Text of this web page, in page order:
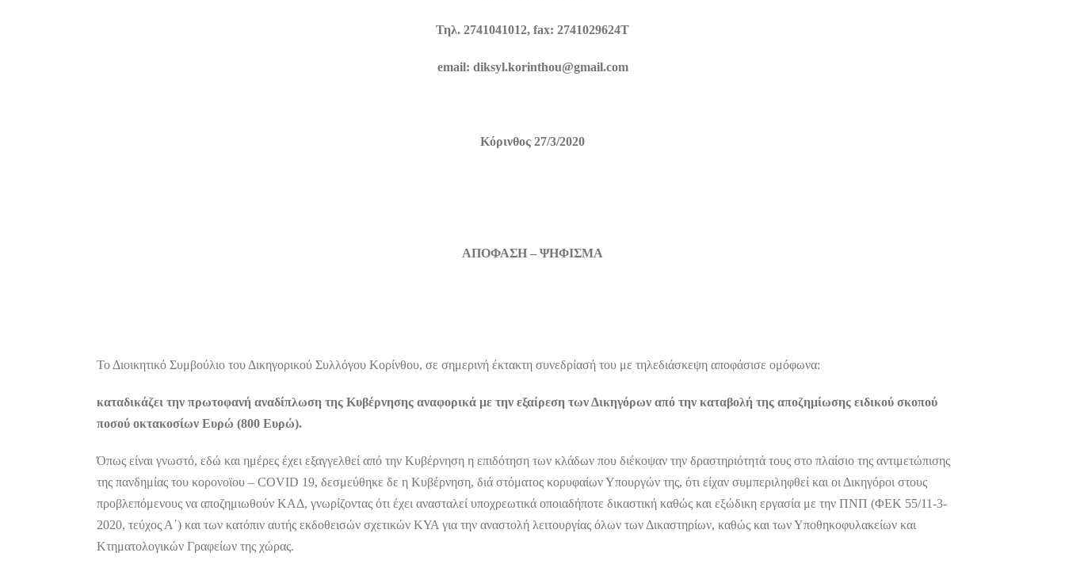
Τηλ. 2741041012, fax: 2741029624T
email: diksyl.korinthou@gmail.com
Κόρινθος 27/3/2020
ΑΠΟΦΑΣΗ – ΨΗΦΙΣΜΑ
Το Διοικητικό Συμβούλιο του Δικηγορικού Συλλόγου Κορίνθου, σε σημερινή έκτακτη συνεδρίασή του με τηλεδιάσκεψη αποφάσισε ομόφωνα:
καταδικάζει την πρωτοφανή αναδίπλωση της Κυβέρνησης αναφορικά με την εξαίρεση των Δικηγόρων από την καταβολή της αποζημίωσης ειδικού σκοπού
ποσού οκτακοσίων Ευρώ (800 Ευρώ).
Όπως είναι γνωστό, εδώ και ημέρες έχει εξαγγελθεί από την Κυβέρνηση η επιδότηση των κλάδων που διέκοψαν την δραστηριότητά τους στο πλαίσιο της αντιμετώπισης
της πανδημίας του κορονοϊου – COVID 19, δεσμεύθηκε δε η Κυβέρνηση, διά στόματος κορυφαίων Υπουργών της, ότι είχαν συμπεριληφθεί και οι Δικηγόροι στους
προβλεπόμενους να αποζημιωθούν ΚΑΔ, γνωρίζοντας ότι έχει ανασταλεί υποχρεωτικά οποιαδήποτε δικαστική καθώς και εξώδικη εργασία με την ΠΝΠ (ΦΕΚ 55/11-3-
2020, τεύχος Α΄) και των κατόπιν αυτής εκδοθεισών σχετικών ΚΥΑ για την αναστολή λειτουργίας όλων των Δικαστηρίων, καθώς και των Υποθηκοφυλακείων και
Κτηματολογικών Γραφείων της χώρας.